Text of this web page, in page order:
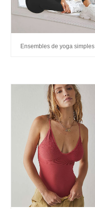
Ensembles de yoga simples